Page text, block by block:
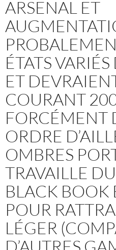
ARSENAL ET
ÉTATS
ET
COURANT
FORCÉMENT
ORDRE
OMBRES
TRAVAILLE
BLACK BOOK
POUR
LÉGER